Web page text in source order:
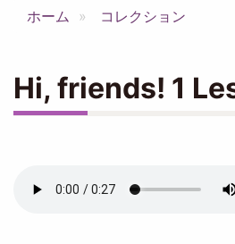
ホーム コレクション
Hi, friends! 1
file